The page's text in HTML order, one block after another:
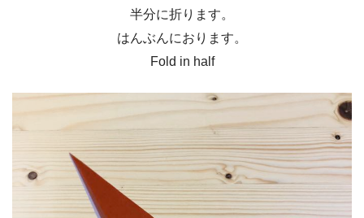
半分に折ります。
はんぶんにおります。
Fold in half